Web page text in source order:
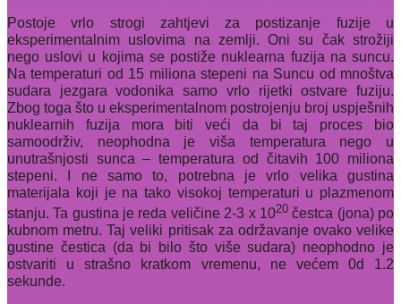
Postoje vrlo strogi zahtjevi za postizanje fuzije u
eksperimentalnim uslovima na zemlji. Oni su čak strožiji
nego uslovi u kojima se postiže nuklearna fuzija na suncu.
Na temperaturi od 15 miliona stepeni na Suncu od mnoštva
sudara jezgara vodonika samo vrlo rijetki ostvare fuziju.
Zbog toga što u eksperimentalnom postrojenju broj uspješnih
nuklearnih fuzija mora biti veći da bi taj proces bio
samoodrživ, neophodna je viša temperatura nego u
unutrašnjosti sunca – temperatura od čitavih 100 miliona
stepeni. I ne samo to, potrebna je vrlo velika gustina
materijala koji je na tako visokoj temperaturi u plazmenom
stanju. Ta gustina je reda veličine 2-3 x 1020čestca (jona) po
kubnom metru. Taj veliki pritisak za održavanje ovako velike
gustine čestica (da bi bilo što više sudara) neophodno je
ostvariti u strašno kratkom vremenu, ne većem 0d 1.2
sekunde.